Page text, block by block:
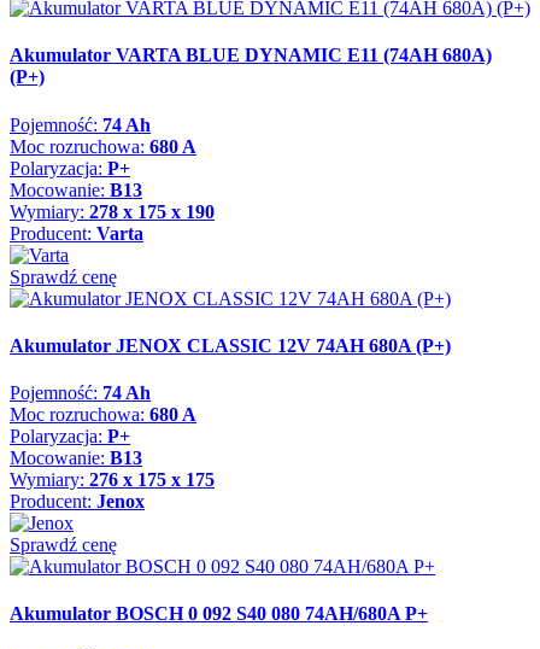
Akumulator VARTA BLUE DYNAMIC E11 (74AH 680A)
(P+)
Pojemność: 74 Ah
Moc rozruchowa: 680 A
Polaryzacja: P+
Mocowanie: B13
Wymiary: 278 x 175 x 190
Producent: Varta
Sprawdź cenę
Akumulator JENOX CLASSIC 12V 74AH 680A (P+)
Pojemność: 74 Ah
Moc rozruchowa: 680 A
Polaryzacja: P+
Mocowanie: B13
Wymiary: 276 x 175 x 175
Producent: Jenox
Sprawdź cenę
Akumulator BOSCH 0 092 S40 080 74AH/680A P+